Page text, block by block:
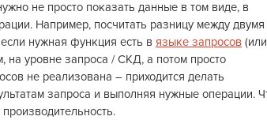
не просто показать данные в том виде, в
Например, посчитать разницу между двумя
нужная функция есть в языке запросов
на уровне запроса / СКД, а потом просто
не реализована – приходится делать
запроса и выполняя нужные операции.